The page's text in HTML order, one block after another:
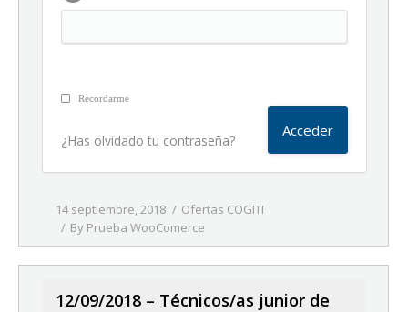
Recordarme
¿Has olvidado tu contraseña?
14 septiembre, 2018
Ofertas COGITI
By Prueba WooComerce
12/09/2018 – Técnicos/as junior de